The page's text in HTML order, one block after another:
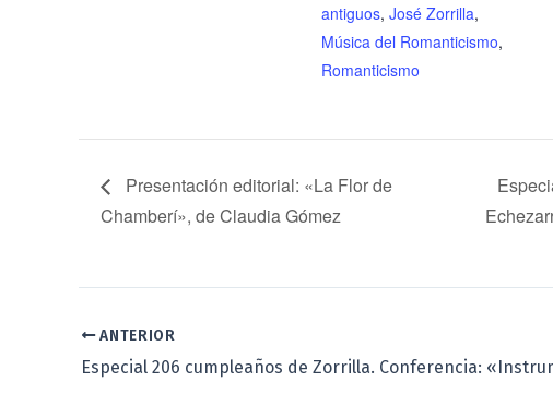
antiguos, José Zorrilla,
Música del Romanticismo,
Romanticismo
Presentación editorial: «La Flor de
Chamberí», de Claudia Gómez
ANTERIOR